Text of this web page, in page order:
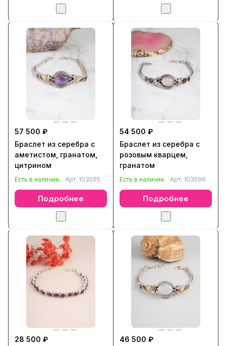
57 500 ₽
Браслет из серебра с
аметистом, гранатом,
цитрином
Есть в наличии Арт. 103595
Подробнее
54 500 ₽
Браслет из серебра с
розовым кварцем,
гранатом
Есть в наличии Арт. 103596
Подробнее
28 500 ₽
46 500 ₽